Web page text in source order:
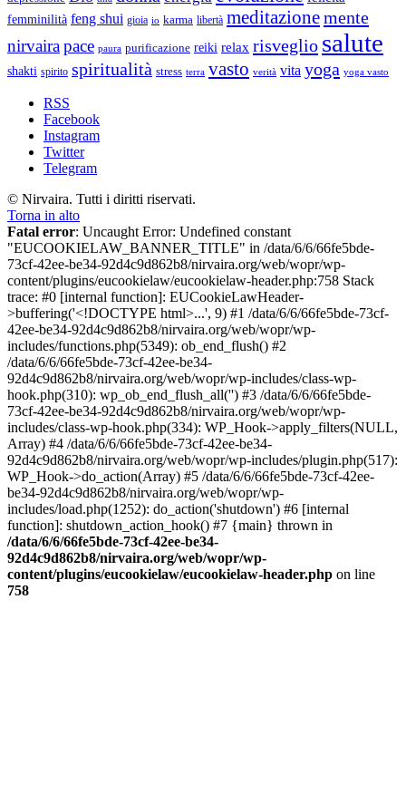
femminilità feng shui gioia io karma libertà meditazionemente
nirvairapace paura purificazione reiki relax risveglio salute
shakti spirito spiritualità stress terra vasto verità vita yoga yoga vasto
RSS
Facebook
Instagram
Twitter
Telegram
© Nirvaira. Tutti i diritti riservati.
Torna in alto
Fatal error: Uncaught Error: Undefined constant
"EUCOOKIELAW_BANNER_TITLE" in /data/6/6/66fe5bde-
73cf-42ee-be34-92d4c9d862b8/nirvaira.org/web/wopr/wp-
content/plugins/eucookielaw/eucookielaw-header.php:758 Stack
trace: #0 [internal function]: EUCookieLawHeader-
>buffering('<!DOCTYPE html>...', 9) #1 /data/6/6/66fe5bde-73cf-
42ee-be34-92d4c9d862b8/nirvaira.org/web/wopr/wp-
includes/functions.php(5349): ob_end_flush() #2
/data/6/6/66fe5bde-73cf-42ee-be34-
92d4c9d862b8/nirvaira.org/web/wopr/wp-includes/class-wp-
hook.php(310): wp_ob_end_flush_all('') #3 /data/6/6/66fe5bde-
73cf-42ee-be34-92d4c9d862b8/nirvaira.org/web/wopr/wp-
includes/class-wp-hook.php(334): WP_Hook->apply_filters(NULL,
Array) #4 /data/6/6/66fe5bde-73cf-42ee-be34-
92d4c9d862b8/nirvaira.org/web/wopr/wp-includes/plugin.php(517):
WP_Hook->do_action(Array) #5 /data/6/6/66fe5bde-73cf-42ee-
be34-92d4c9d862b8/nirvaira.org/web/wopr/wp-
includes/load.php(1252): do_action('shutdown') #6 [internal
function]: shutdown_action_hook() #7 {main} thrown in
/data/6/6/66fe5bde-73cf-42ee-be34-
92d4c9d862b8/nirvaira.org/web/wopr/wp-
content/plugins/eucookielaw/eucookielaw-header.php on line
758